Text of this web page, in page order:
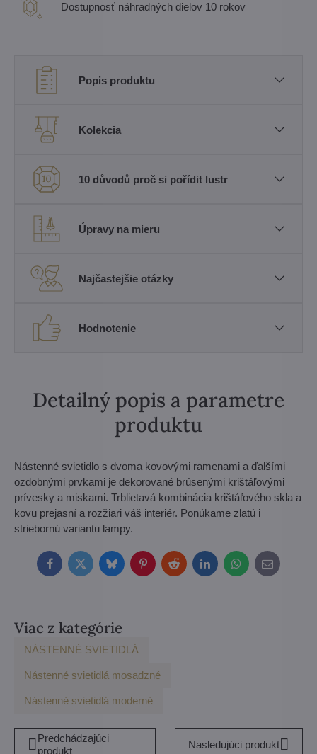
Dostupnosť náhradných dielov 10 rokov
Popis produktu
Kolekcia
10 důvodů proč si pořídit lustr
Úpravy na mieru
Najčastejšie otázky
Hodnotenie
Detailný popis a parametre
produktu
Nástenné svietidlo s dvoma kovovými ramenami a ďalšími
ozdobnými prvkami je dekorované brúsenými krištáľovými
prívesky a miskami. Trblietavá kombinácia krištáľového skla a
kovu prejasní a rozžiari váš interiér. Ponúkame zlatú i
striebornú variantu lampy.
FacebookTwitterBlueskyPinterestRedditLinkedInWhatsApp
E-
mail
Viac z kategórie
NÁSTENNÉ SVIETIDLÁ
Nástenné svietidlá mosadzné
Nástenné svietidlá moderné
Predchádzajúci
produkt
Nasledujúci produkt